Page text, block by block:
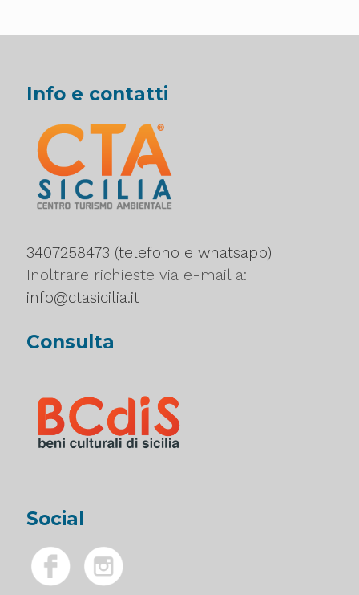
Info e contatti
3407258473 (telefono e whatsapp)
Inoltrare richieste via e-mail a:
info@ctasicilia.it
Consulta
Social